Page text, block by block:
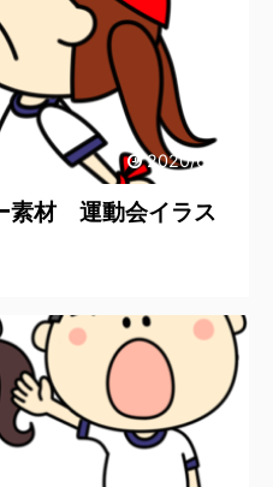
2020/6/24
素材 運動会イラス